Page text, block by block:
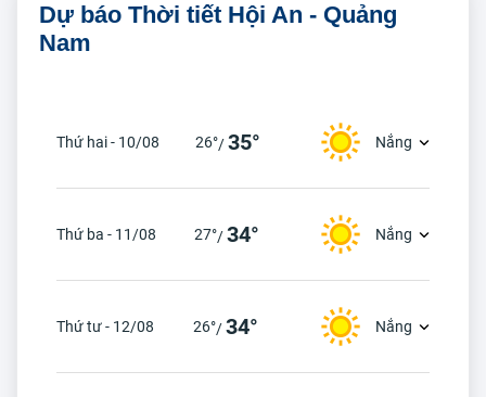
Dự báo Thời tiết Hội An - Quảng
Nam
Thứ hai - 10/08 26°/35° Nắng
Thứ ba - 11/08 27°/34° Nắng
Thứ tư - 12/08 26°/34° Nắng